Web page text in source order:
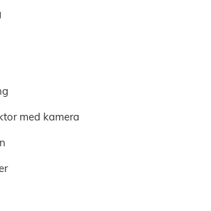
med kamera